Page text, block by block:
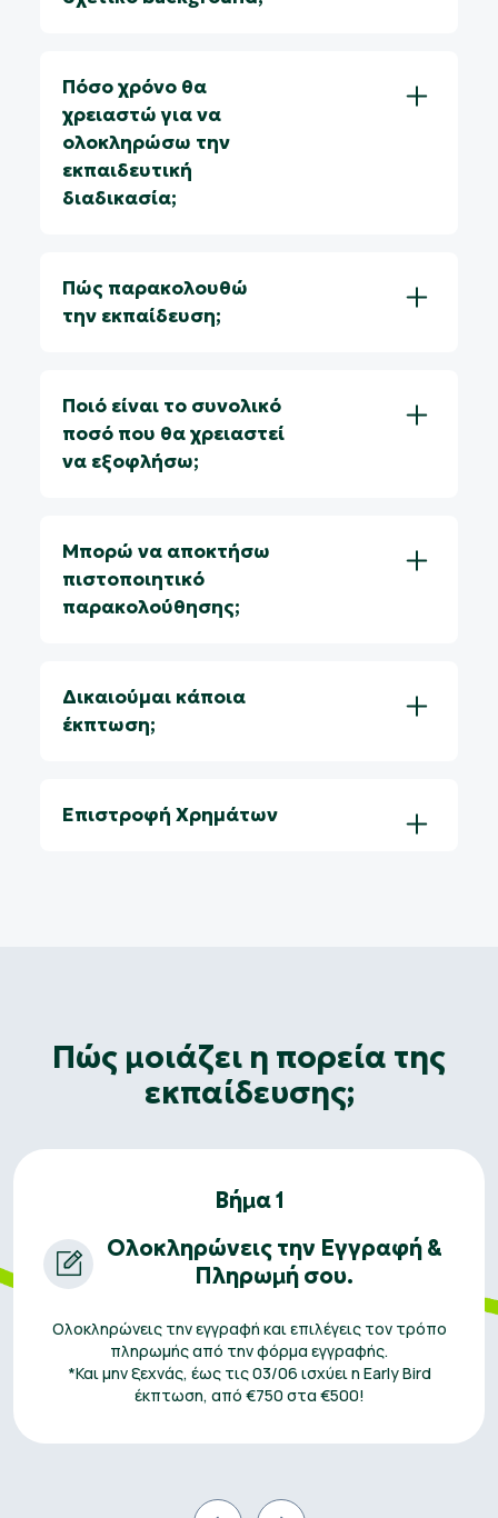
Πόσο χρόνο θα
χρειαστώ για να
ολοκληρώσω την
εκπαιδευτική
διαδικασία;
Πώς παρακολουθώ
την εκπαίδευση;
Ποιό είναι το συνολικό
ποσό που θα χρειαστεί
να εξοφλήσω;
Μπορώ να αποκτήσω
πιστοποιητικό
παρακολούθησης;
Δικαιούμαι κάποια
έκπτωση;
Επιστροφή Χρημάτων
Πώς μοιάζει η πορεία της
εκπαίδευσης;
Βήμα 1
Ολοκληρώνεις την Εγγραφή &
Πληρωμή σου.
Ολοκληρώνεις την εγγραφή και επιλέγεις τον τρόπο
πληρωμής από την φόρμα εγγραφής.
*Και μην ξεχνάς, έως τις 03/06 ισχύει η Early Bird
έκπτωση, από €750 στα €500!